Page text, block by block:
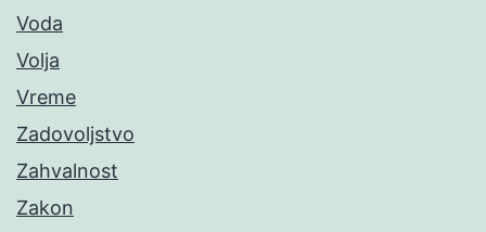
Voda
Volja
Vreme
Zadovoljstvo
Zahvalnost
Zakon